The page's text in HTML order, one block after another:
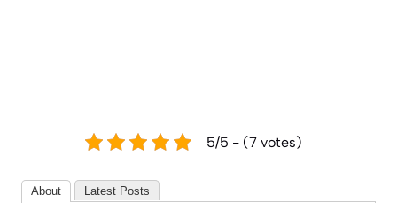
5/5 - (7 votes)
About Latest Posts